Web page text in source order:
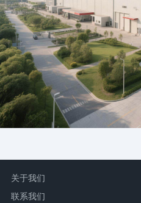
关于我们
联系我们